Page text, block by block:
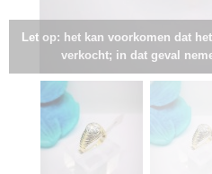
Let op: het kan voorkomen dat
verkocht; in dat geval